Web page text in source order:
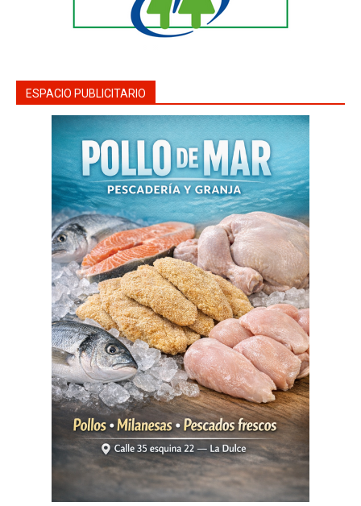
ESPACIO PUBLICITARIO